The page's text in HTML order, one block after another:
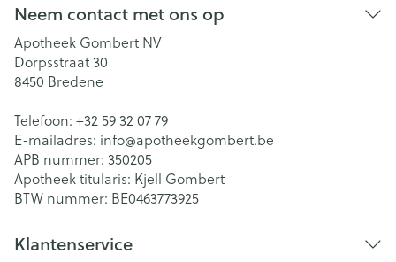
Neem contact met ons op
Apotheek Gombert NV
Dorpsstraat 30
8450 Bredene
Telefoon: +32 59 32 07 79
E-mailadres: info@apotheekgombert.be
APB nummer: 350205
Apotheek titularis: Kjell Gombert
BTW nummer: BE0463773925
Klantenservice